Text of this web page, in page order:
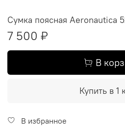
Сумка поясная Aeronautica
7 500 ₽
В
Купить в 1
В избранное